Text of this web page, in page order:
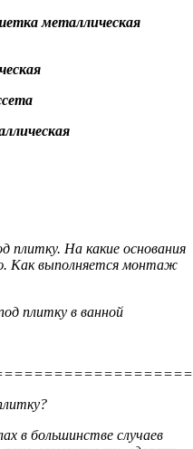
металлическая
плитку. На какие основания
Как выполняется монтаж
плитку в ванной
в большинстве случаев